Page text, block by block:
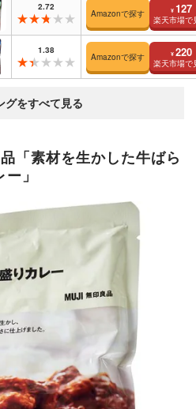
2.72
Amazonで探す ¥ 127
楽天市場で
1.38
Amazonで探す ¥ 220
楽天市場で
「素材を生かした牛ばら
」